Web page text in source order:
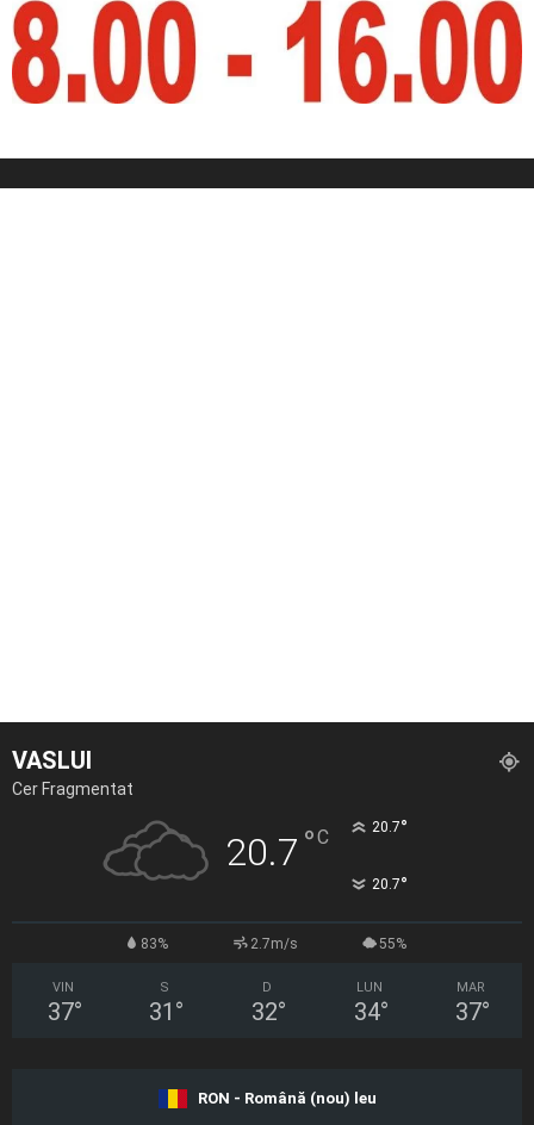
VASLUI
Cer Fragmentat
20.7 °C 20.7°
20.7°
83% 2.7m/s 55%
VIN
37°
S
31 °
D
32°
LUN
34°
MAR
37°
RON - Română (nou) leu